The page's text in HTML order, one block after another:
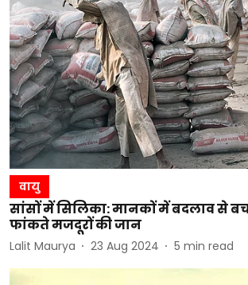
वायु
सांसों में सिलिका: मानकों में बदलाव से
फांकते मजदूरों की जान
Lalit Maurya 23 Aug 2024 5 min read